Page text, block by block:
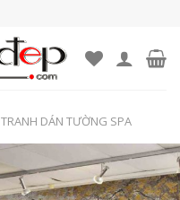
TRANH DÁN TƯỜNG SPA